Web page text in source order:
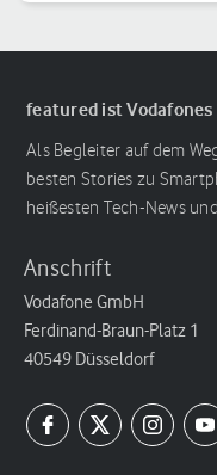
featured ist
Als Begleiter auf dem
besten Stories zu
heißesten Tech-News
Anschrift
Vodafone GmbH
Ferdinand-Braun-Platz 1
40549 Düsseldorf